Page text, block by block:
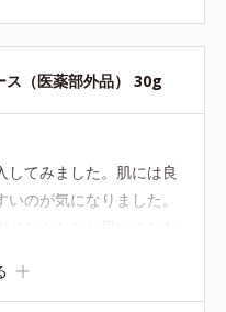
ス（医薬部外品） 30g
してみました。肌には良
のが気になりました。